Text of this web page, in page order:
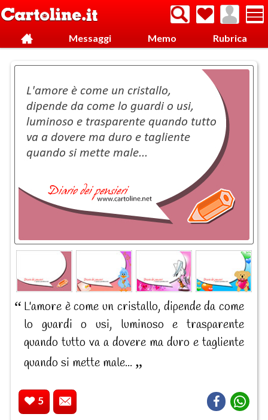
Messaggi Memo Rubrica
L'amore è come un cristallo, dipende da come
lo guardi o usi, luminoso e trasparente
quando tutto va a dovere ma duro e tagliente
quando si mette male...
5